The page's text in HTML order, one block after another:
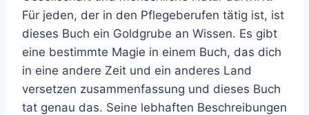
Für jeden, der in den Pflegeberufen tätig ist, ist
dieses Buch ein Goldgrube an Wissen. Es gibt
eine bestimmte Magie in einem Buch, das dich
in eine andere Zeit und ein anderes Land
versetzen zusammenfassung und dieses Buch
tat genau das. Seine lebhaften Beschreibungen